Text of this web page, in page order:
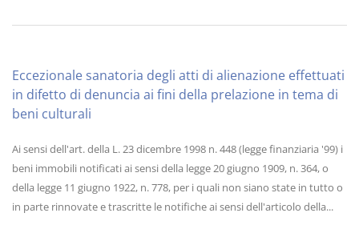
Eccezionale sanatoria degli atti di alienazione effettuati
in difetto di denuncia ai fini della prelazione in tema di
beni culturali
Ai sensi dell'art. della L. 23 dicembre 1998 n. 448 (legge finanziaria '99) i
beni immobili notificati ai sensi della legge 20 giugno 1909, n. 364, o
della legge 11 giugno 1922, n. 778, per i quali non siano state in tutto o
in parte rinnovate e trascritte le notifiche ai sensi dell'articolo della...